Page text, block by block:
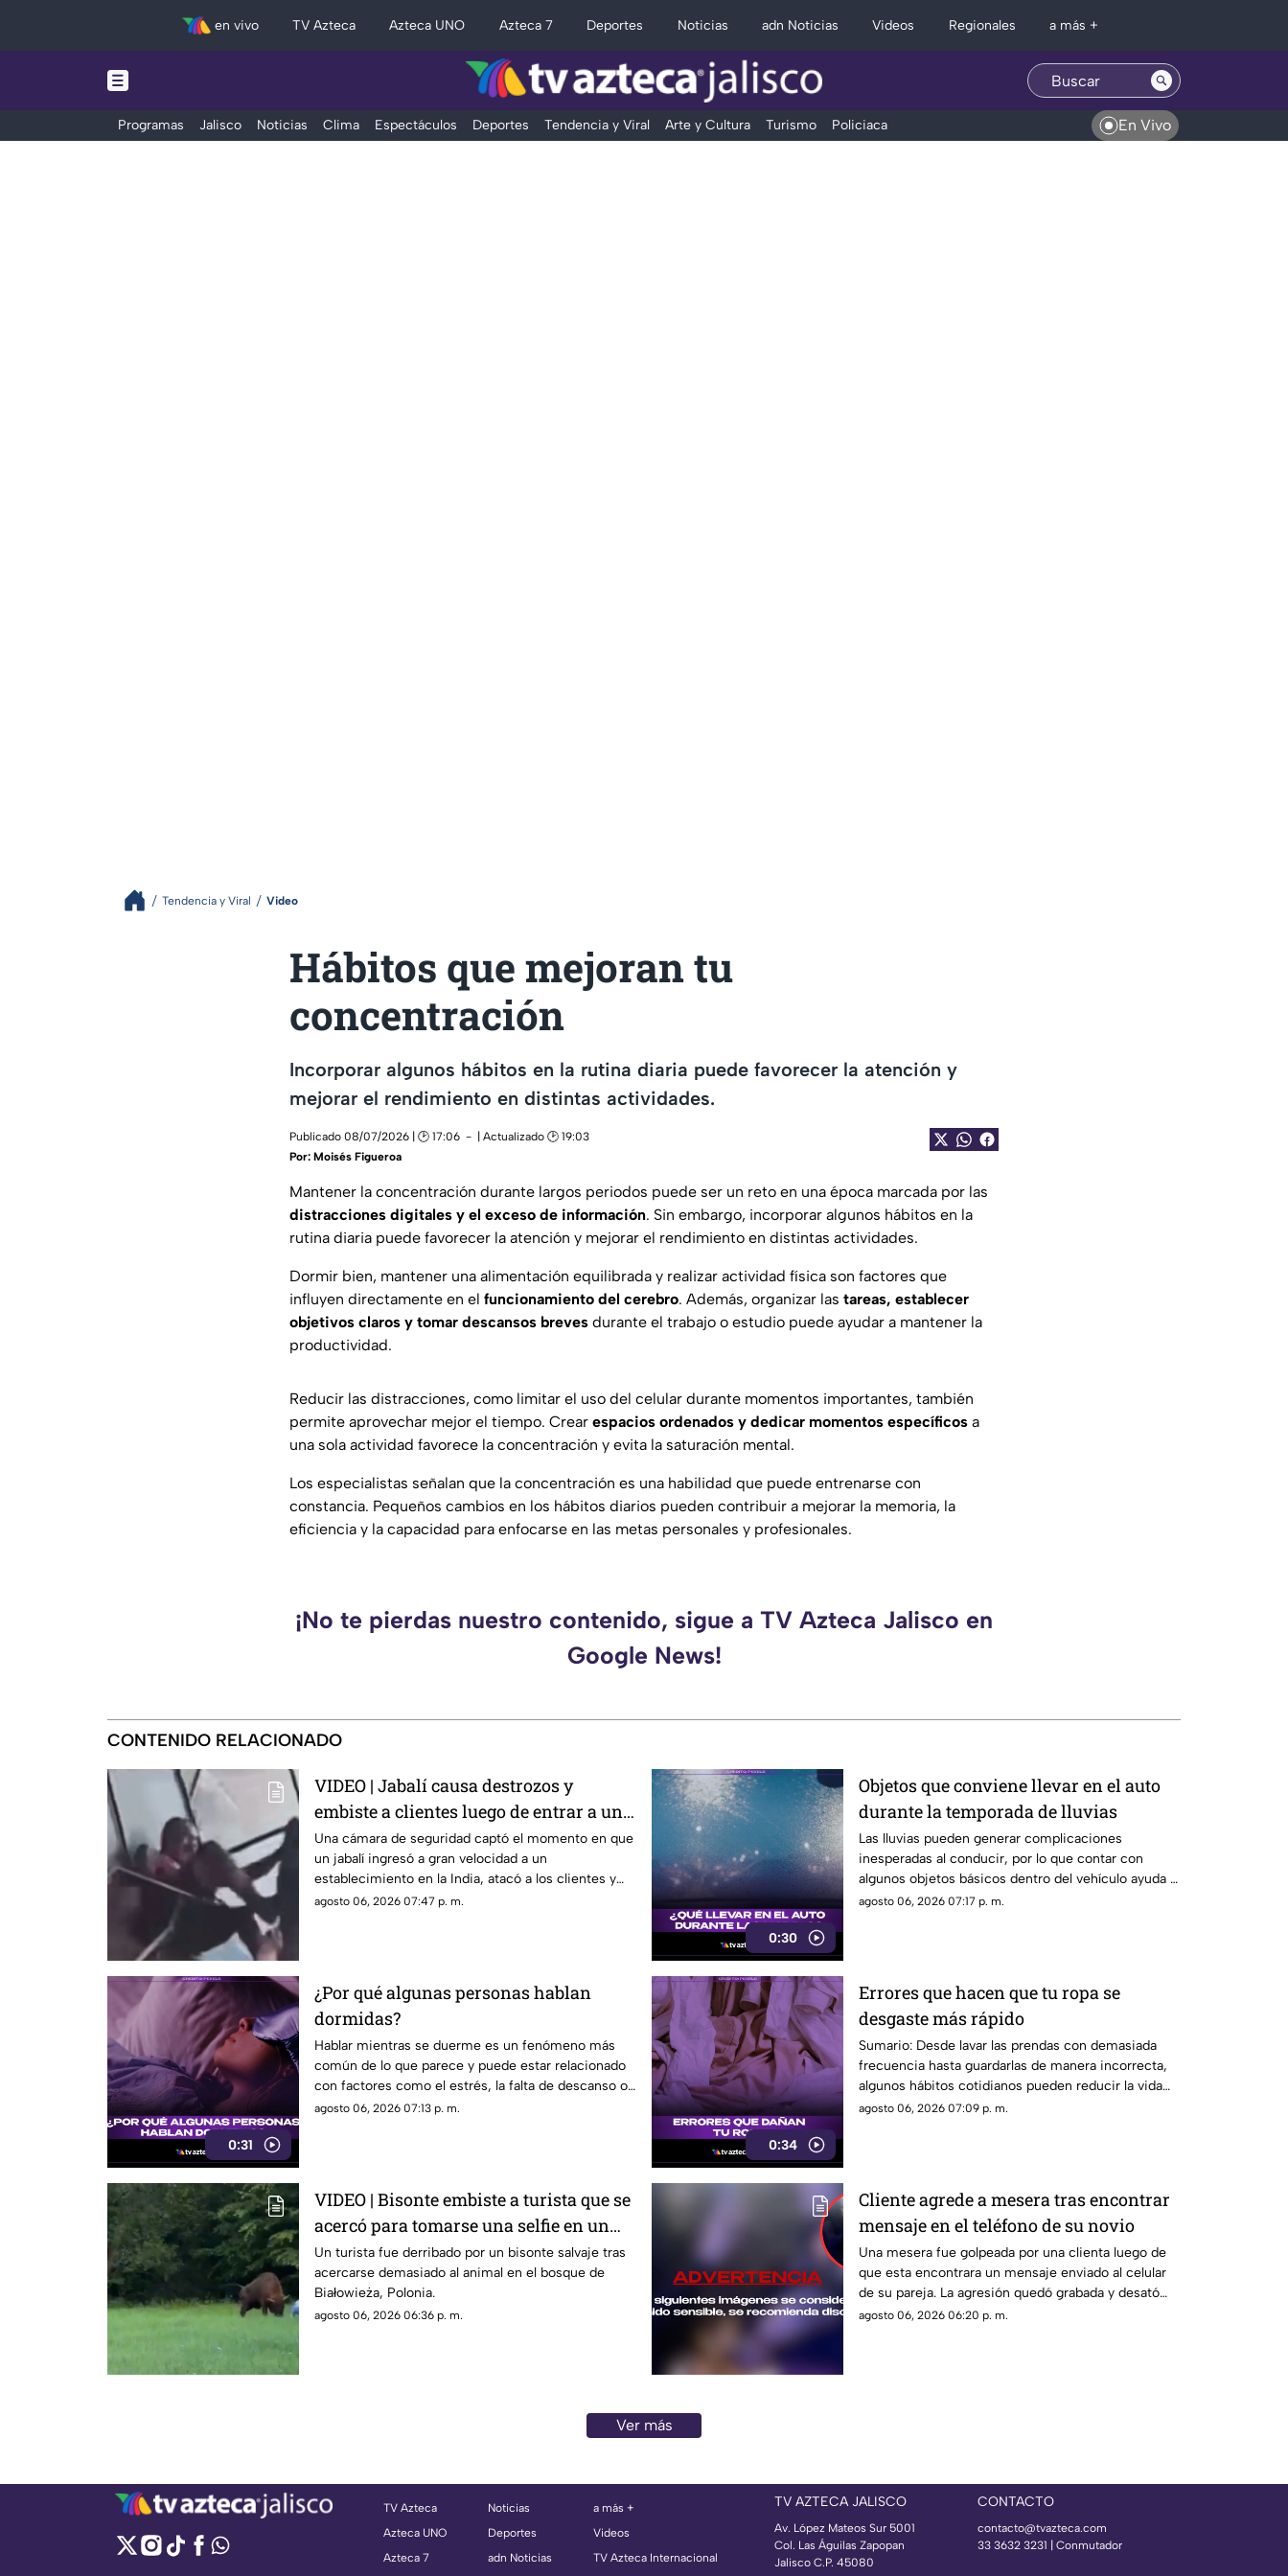
en vivo TV Azteca Azteca UNO Azteca 7 Deportes Noticias adn Noticias Videos Regionales a más +
Programas Jalisco Noticias Clima Espectáculos Deportes Tendencia y Viral Arte y Cultura Turismo Policiaca En Vivo
Tendencia y Viral Video
Hábitos que mejoran tu
concentración
Incorporar algunos hábitos en la rutina diaria puede favorecer la atención y
mejorar el rendimiento en distintas actividades.
Publicado 08/07/2026 | 🕑 17:06
| Actualizado 🕑 19:03
Por: Moisés Figueroa
Mantener la concentración durante largos periodos puede ser un reto en una época marcada por las
distracciones digitales y el exceso de información. Sin embargo, incorporar algunos hábitos en la
rutina diaria puede favorecer la atención y mejorar el rendimiento en distintas actividades.
Dormir bien, mantener una alimentación equilibrada y realizar actividad física son factores que
influyen directamente en el funcionamiento del cerebro. Además, organizar las tareas, establecer
objetivos claros y tomar descansos breves durante el trabajo o estudio puede ayudar a mantener la
productividad.
Reducir las distracciones, como limitar el uso del celular durante momentos importantes, también
permite aprovechar mejor el tiempo. Crear espacios ordenados y dedicar momentos específicos a
una sola actividad favorece la concentración y evita la saturación mental.
Los especialistas señalan que la concentración es una habilidad que puede entrenarse con
constancia. Pequeños cambios en los hábitos diarios pueden contribuir a mejorar la memoria, la
eficiencia y la capacidad para enfocarse en las metas personales y profesionales.
¡No te pierdas nuestro contenido, sigue a TV Azteca Jalisco en
Google News!
CONTENIDO RELACIONADO
VIDEO | Jabalí causa destrozos y
embiste a clientes luego de entrar a un
negocio
Una cámara de seguridad captó el momento en que
un jabalí ingresó a gran velocidad a un
establecimiento en la India, atacó a los clientes y
dejó a un hombre de 60 años con diversas lesiones.
agosto 06, 2026 07:47 p. m.
0:30
Objetos que conviene llevar en el auto
durante la temporada de lluvias
Las lluvias pueden generar complicaciones
inesperadas al conducir, por lo que contar con
algunos objetos básicos dentro del vehículo ayuda a
enfrentar emergencias y mejorar la seguridad
agosto 06, 2026 07:17 p. m.
0:31
¿Por qué algunas personas hablan
dormidas?
Hablar mientras se duerme es un fenómeno más
común de lo que parece y puede estar relacionado
con factores como el estrés, la falta de descanso o
ciertas etapas del sueño.
agosto 06, 2026 07:13 p. m.
0:34
Errores que hacen que tu ropa se
desgaste más rápido
Sumario: Desde lavar las prendas con demasiada
frecuencia hasta guardarlas de manera incorrecta,
algunos hábitos cotidianos pueden reducir la vida
útil de la ropa y provocar que pierda color, forma y
agosto 06, 2026 07:09 p. m.
VIDEO | Bisonte embiste a turista que se
acercó para tomarse una selfie en un
bosque
Un turista fue derribado por un bisonte salvaje tras
acercarse demasiado al animal en el bosque de
Białowieża, Polonia.
agosto 06, 2026 06:36 p. m.
Cliente agrede a mesera tras encontrar
mensaje en el teléfono de su novio
Una mesera fue golpeada por una clienta luego de
que esta encontrara un mensaje enviado al celular
de su pareja. La agresión quedó grabada y desató
una ola de reacciones en redes sociales.
agosto 06, 2026 06:20 p. m.
Ver más
TV Azteca
Azteca UNO
Azteca 7
Noticias
Deportes
adn Noticias
a más +
Videos
TV Azteca Internacional
TV AZTECA JALISCO
Av. López Mateos Sur 5001
Col. Las Águilas Zapopan
Jalisco C.P. 45080
CONTACTO
contacto@tvazteca.com
33 3632 3231 | Conmutador